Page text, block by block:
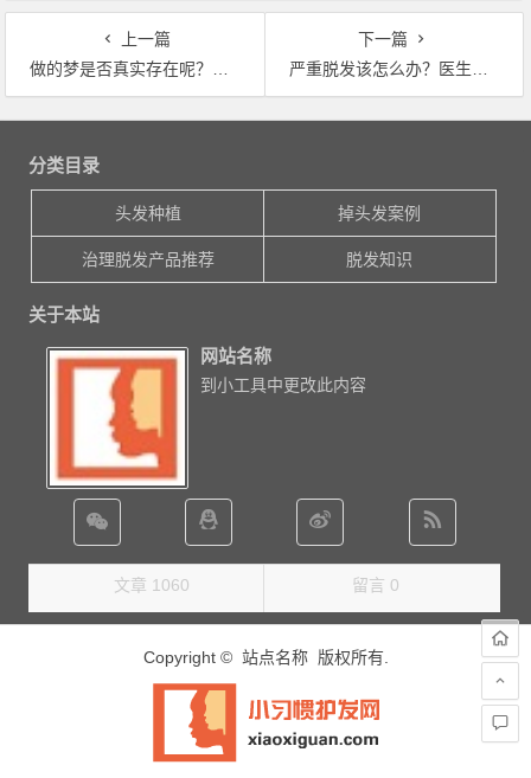
上一篇
做的梦是否真实存在呢？科学家称：的确是真的而且还发生过_上海哪家医院治疗脱发好
下一篇
严重脱发该怎么办？医生：先搞清楚引起脱发的3个原因_年轻人脱发怎么办
文章导航
分类目录
头发种植 掉头发案例
治理脱发产品推荐 脱发知识
关于本站
网站名称
到小工具中更改此内容
文章 1060 留言 0
Copyright © 站点名称 版权所有.